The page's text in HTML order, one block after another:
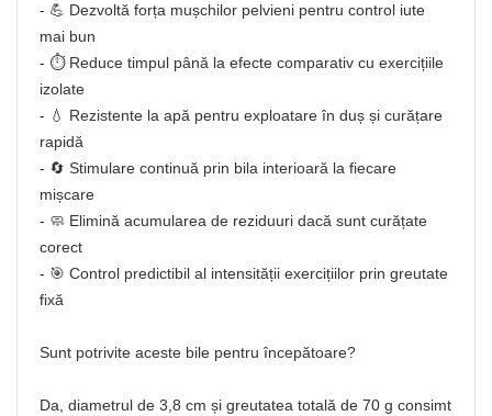
- 💪 Dezvoltă forța mușchilor pelvieni pentru control iute
mai bun
- ⏱️ Reduce timpul până la efecte comparativ cu exercițiile
izolate
- 💧 Rezistente la apă pentru exploatare în duș și curățare
rapidă
- 🔄 Stimulare continuă prin bila interioară la fiecare
mișcare
- 🧼 Elimină acumularea de reziduuri dacă sunt curățate
corect
- 🎯 Control predictibil al intensității exercițiilor prin greutate
fixă
Sunt potrivite aceste bile pentru începătoare?
Da, diametrul de 3,8 cm și greutatea totală de 70 g consimt